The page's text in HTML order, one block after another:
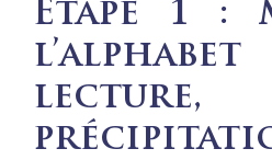
Étape 1 :